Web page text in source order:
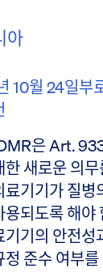
아
10월 24일부
은 Art.
한 새로운 의
료기기가 질병
용되도록 해
기기의 안전성
정 준수 여부